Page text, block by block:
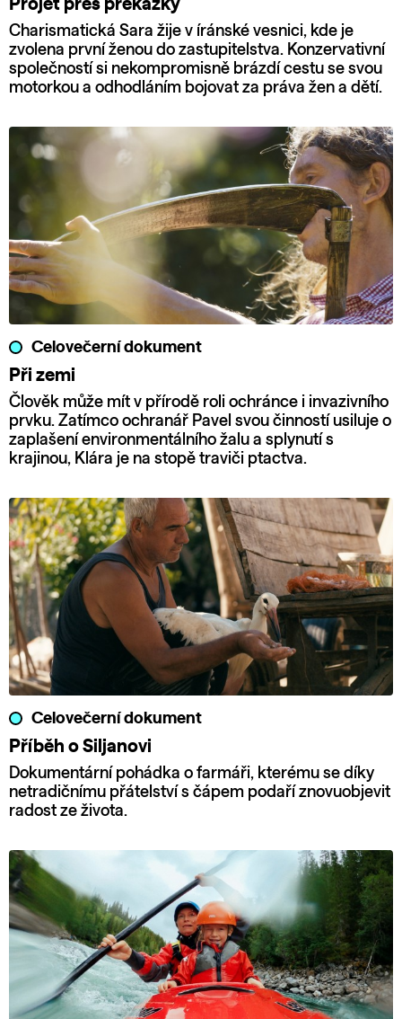
Projet přes překážky
Charismatická Sara žije v íránské vesnici, kde je
zvolena první ženou do zastupitelstva. Konzervativní
společností si nekompromisně brázdí cestu se svou
motorkou a odhodláním bojovat za práva žen a dětí.
Celovečerní dokument
Při zemi
Člověk může mít v přírodě roli ochránce i invazivního
prvku. Zatímco ochranář Pavel svou činností usiluje o
zaplašení environmentálního žalu a splynutí s
krajinou, Klára je na stopě traviči ptactva.
Celovečerní dokument
Příběh o Siljanovi
Dokumentární pohádka o farmáři, kterému se díky
netradičnímu přátelství s čápem podaří znovuobjevit
radost ze života.